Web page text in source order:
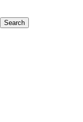
Search